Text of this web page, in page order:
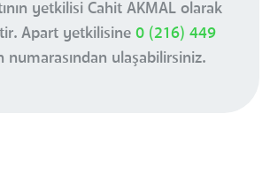
yetkilisi Cahit AKMAL olarak
Apart yetkilisine 0 (216) 449
numarasından ulaşabilirsiniz.